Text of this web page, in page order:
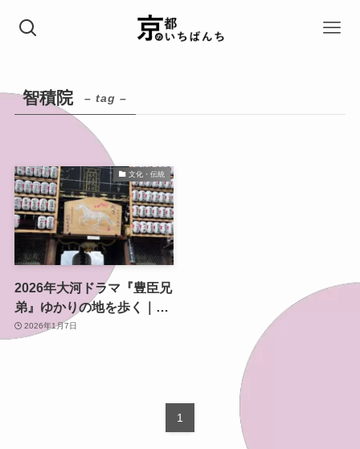
智積院 – tag –
文化・伝統
2026年大河ドラマ『豊臣兄
弟』ゆかりの地を歩く｜京
都でたどる秀吉・秀長の足
2026年1月7日
1